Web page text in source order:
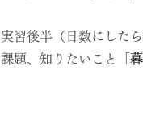
実習後半（日数にした
課題、知りたいこと「